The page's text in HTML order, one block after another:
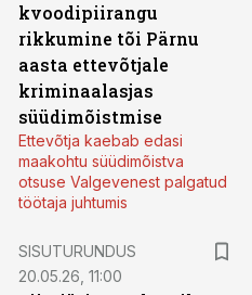
kvoodipiirangu
rikkumine tõi Pärnu
aasta ettevõtjale
kriminaalasjas
süüdimõistmise
Ettevõtja kaebab edasi
maakohtu süüdimõistva
otsuse Valgevenest palgatud
töötaja juhtumis
SISUTURUNDUS
20.05.26, 11:00